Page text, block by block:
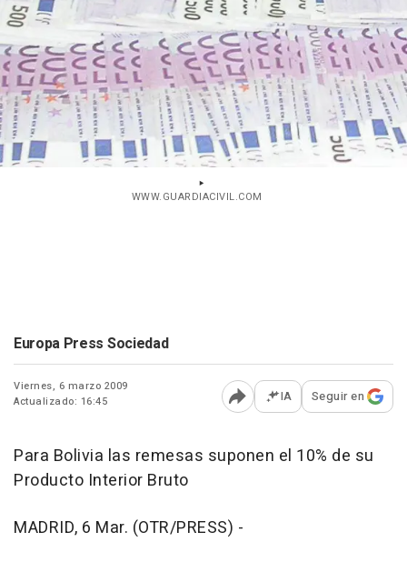
WWW.GUARDIACIVIL.COM
Europa Press Sociedad
Viernes, 6 marzo 2009
Actualizado: 16:45
Abrir opciones para
IA Seguir en
Para Bolivia las remesas suponen el 10% de su
Producto Interior Bruto
MADRID, 6 Mar. (OTR/PRESS) -